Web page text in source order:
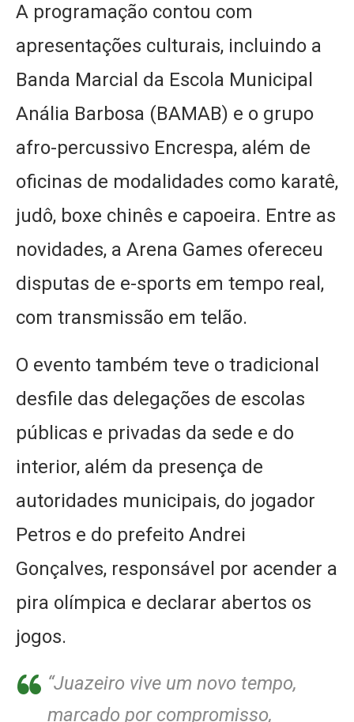
A programação contou com
apresentações culturais, incluindo a
Banda Marcial da Escola Municipal
Anália Barbosa (BAMAB) e o grupo
afro-percussivo Encrespa, além de
oficinas de modalidades como karatê,
judô, boxe chinês e capoeira. Entre as
novidades, a Arena Games ofereceu
disputas de e-sports em tempo real,
com transmissão em telão.
O evento também teve o tradicional
desfile das delegações de escolas
públicas e privadas da sede e do
interior, além da presença de
autoridades municipais, do jogador
Petros e do prefeito Andrei
Gonçalves, responsável por acender a
pira olímpica e declarar abertos os
jogos.
“Juazeiro vive um novo tempo,
marcado por compromisso,